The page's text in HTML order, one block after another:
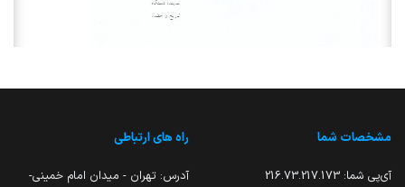
مشخصات شما
آی‌پی شما: 216.73.217.173
راه های ارتباطی
آدرس: تهران - میدان امام خمینی-